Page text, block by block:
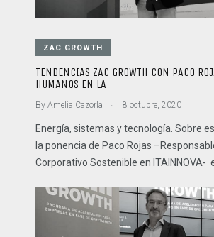
ZAC GROWTH
TENDENCIAS ZAC GROWTH CON PACO
HUMANOS EN LA
By Amelia Cazorla 8 octubre, 2020
Energía, sistemas y tecnología. Sobre
la ponencia de Paco Rojas
Corporativo Sostenible en ITAINNOVA-